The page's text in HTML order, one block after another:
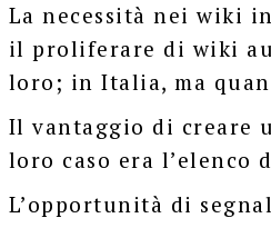
La necessità nei wiki
il proliferare di wiki
loro; in Italia, ma
Il vantaggio di creare
loro caso era l’elenco
L’opportunità di